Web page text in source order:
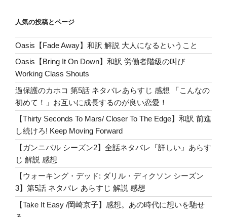
フ
ァ
ン
ト!
メ
ン
バ
全
員
の
サ
イ
ン
入
a
e
ss
er e
b
o
o
k
人気の投稿とページ
Oasis【Fade Away】和訳 解説 大人になるということ
Oasis【Bring It On Down】和訳 労働者階級の叫び
Working Class Shouts
過保護のカホコ 第5話 ネタバレあらすじ 感想 「こんなの
初めて！」お互いに成長するのが良い恋愛！
【Thirty Seconds To Mars/ Closer To The Edge】和訳 前進
し続けろ! Keep Moving Forward
【ガンニバル シーズン2】全話ネタバレ『詳しい』あらす
じ 解説 感想
【ウォーキング・デッド: ダリル・ディクソン シーズン
3】第5話 ネタバレ あらすじ 解説 感想
【Take It Easy /岡崎京子】感想。あの時代に想いを馳せ